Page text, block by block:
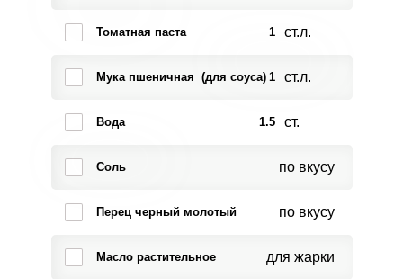
Томатная паста 1 ст.л.
Мука пшеничная (для соуса) 1 ст.л.
Вода 1.5 ст.
Соль по вкусу
Перец черный молотый по вкусу
Масло растительное для жарки